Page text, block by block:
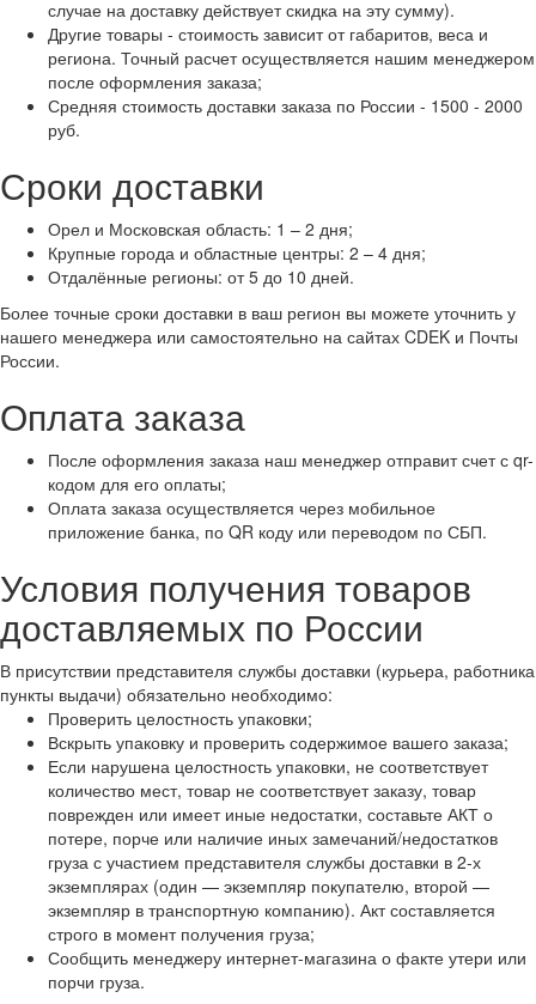
случае на доставку действует скидка на эту сумму).
Другие товары - стоимость зависит от габаритов, веса и
региона. Точный расчет осуществляется нашим менеджером
после оформления заказа;
Средняя стоимость доставки заказа по России - 1500 - 2000
руб.
Сроки доставки
Орел и Московская область: 1 – 2 дня;
Крупные города и областные центры: 2 – 4 дня;
Отдалённые регионы: от 5 до 10 дней.
Более точные сроки доставки в ваш регион вы можете уточнить у
нашего менеджера или самостоятельно на сайтах CDEK и Почты
России.
Оплата заказа
После оформления заказа наш менеджер отправит счет с qr-
кодом для его оплаты;
Оплата заказа осуществляется через мобильное
приложение банка, по QR коду или переводом по СБП.
Условия получения товаров
доставляемых по России
В присутствии представителя службы доставки (курьера, работника
пункты выдачи) обязательно необходимо:
Проверить целостность упаковки;
Вскрыть упаковку и проверить содержимое вашего заказа;
Если нарушена целостность упаковки, не соответствует
количество мест, товар не соответствует заказу, товар
поврежден или имеет иные недостатки, составьте АКТ о
потере, порче или наличие иных замечаний/недостатков
груза с участием представителя службы доставки в 2-х
экземплярах (один — экземпляр покупателю, второй —
экземпляр в транспортную компанию). Акт составляется
строго в момент получения груза;
Сообщить менеджеру интернет-магазина о факте утери или
порчи груза.